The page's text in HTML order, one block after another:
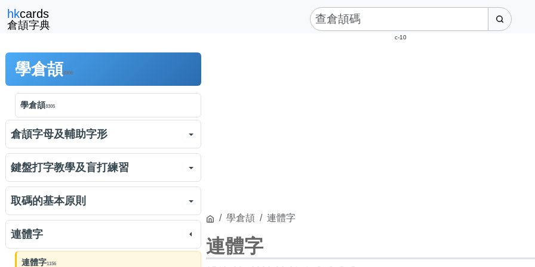
hkcards
倉頡字典
學倉頡8305
學倉頡8305
倉頡字母及輔助字形
倉頡字母及輔助字形3730
倉頡對字的切割
倉頡字母「日月金木水火土」2839
倉頡練習：日月金木水火土
鍵盤打字教學及盲打練習
鍵盤打字教學1766
倉頡盲打練習 練習
取碼的基本原則
倉頡取碼的基本原則
倉頡初階練習
連體字
連體字1156
c-10
學倉頡 連體字
連體字